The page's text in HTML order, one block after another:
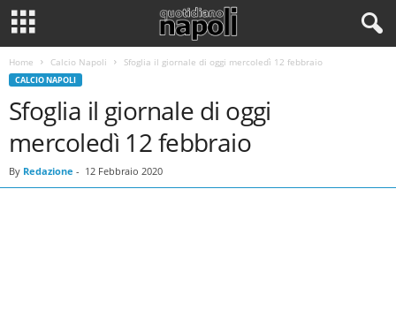
Home Calcio Napoli Sfoglia il giornale di oggi mercoledì 12 febbraio
CALCIO NAPOLI
Sfoglia il giornale di oggi
mercoledì 12 febbraio
By Redazione - 12 Febbraio 2020